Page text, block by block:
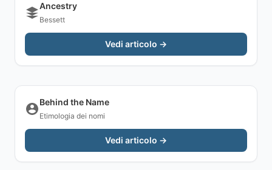
Ancestry
Bessett
Vedi articolo →
Behind the Name
Etimologia dei nomi
Vedi articolo →